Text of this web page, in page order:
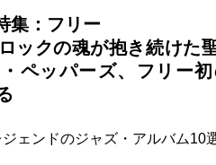
集：フリー
ックの魂が抱き続けた
・ペッパーズ、フリー
ジェンドのジャズ・アルバム10